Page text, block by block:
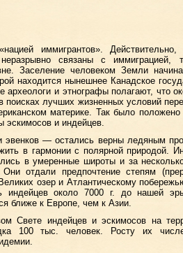
иммигрантов». Действительно,
неразрывно связаны с
Заселение человеком Земли
находится нынешнее Канадское
и этнографы полагают, что
поисках лучших жизненных условий
материке. Так было положено
эскимосов и индейцев.
— остались верны ледяным
в гармонии с полярной природой.
в умеренные широты и за
отдали предпочтение степям
озер и Атлантическому
индейцев около 7000 г. до нашей
ближе к Европе, чем к Азии.
Свете индейцев и эскимосов на
100 тыс. человек. Росту их